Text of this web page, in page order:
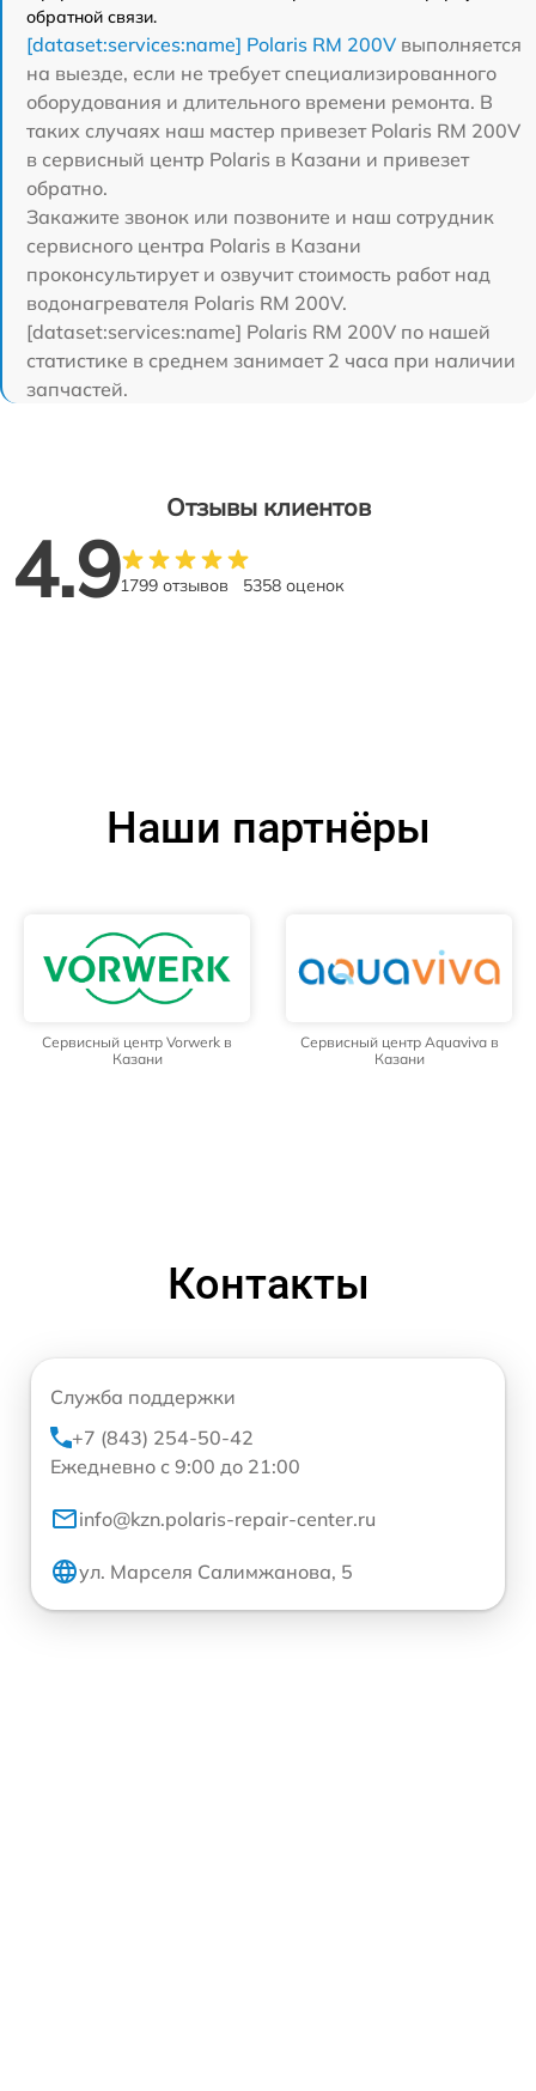
обратной связи.
[dataset:services:name] Polaris RM 200V выполняется
на выезде, если не требует специализированного
оборудования и длительного времени ремонта. В
таких случаях наш мастер привезет Polaris RM 200V
в сервисный центр Polaris в Казани и привезет
обратно.
Закажите звонок или позвоните и наш сотрудник
сервисного центра Polaris в Казани
проконсультирует и озвучит стоимость работ над
водонагревателя Polaris RM 200V.
[dataset:services:name] Polaris RM 200V по нашей
статистике в среднем занимает 2 часа при наличии
запчастей.
Отзывы клиентов
4.91799 отзывов 5358 оценок
Наши партнёры
Сервисный центр Vorwerk в
Казани
Сервисный центр Aquaviva в
Казани
Контакты
Служба поддержки
+7 (843) 254-50-42
Ежедневно с 9:00 до 21:00
info@kzn.polaris-repair-center.ru
ул. Марселя Салимжанова, 5